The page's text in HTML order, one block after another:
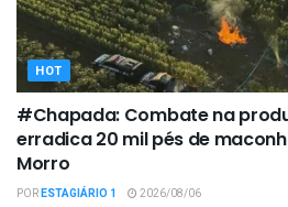
HOT
#Chapada: Combate na
erradica 20 mil pés de
Morro
PORESTAGIÁRIO 1 2026/08/06